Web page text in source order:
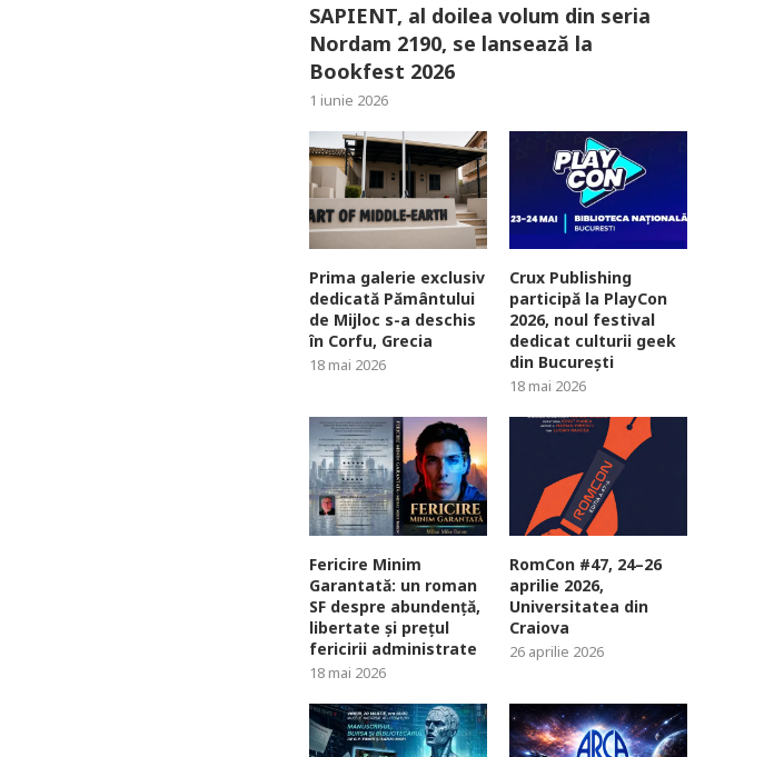
SAPIENT, al doilea volum din seria
Nordam 2190, se lansează la
Bookfest 2026
1 iunie 2026
Prima galerie exclusiv
dedicată Pământului
de Mijloc s-a deschis
în Corfu, Grecia
18 mai 2026
Crux Publishing
participă la PlayCon
2026, noul festival
dedicat culturii geek
din București
18 mai 2026
Fericire Minim
Garantată: un roman
SF despre abundență,
libertate și prețul
fericirii administrate
18 mai 2026
RomCon #47, 24–26
aprilie 2026,
Universitatea din
Craiova
26 aprilie 2026